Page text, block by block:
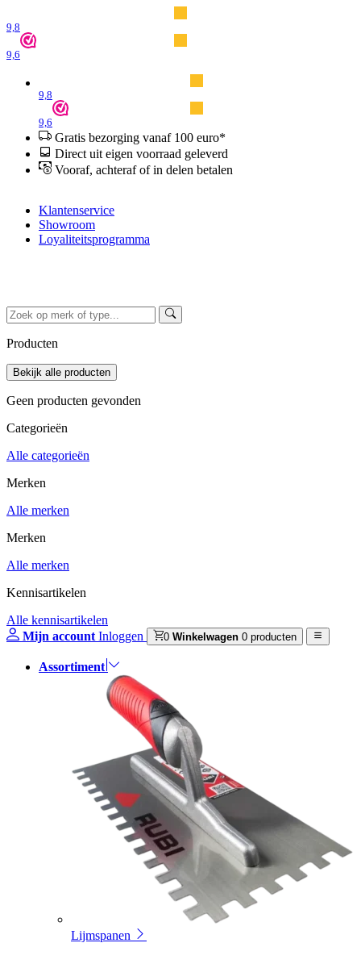
9,8
9,6
9,8
9,6
Gratis bezorging vanaf 100 euro*
Direct uit eigen voorraad geleverd
Vooraf, achteraf of in delen betalen
Klantenservice
Showroom
Loyaliteitsprogramma
Producten
Geen producten gevonden
Categorieën
Alle categorieën
Merken
Alle merken
Merken
Alle merken
Kennisartikelen
Alle kennisartikelen
Mijn account Inloggen 0 Winkelwagen 0 producten
Assortiment
Lijmspanen